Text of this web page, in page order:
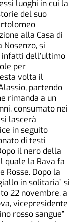
luoghi in cui la
del suo
alla Casa di
si
infatti dell’ultimo
per
volta il
partendo
rimanda a un
consumato nei
lascerà
in seguito
di testi
il nero della
quale la Rava fa
Dopo la
in solitaria” si
22 novembre, a
vicepresidente
rosso sangue”